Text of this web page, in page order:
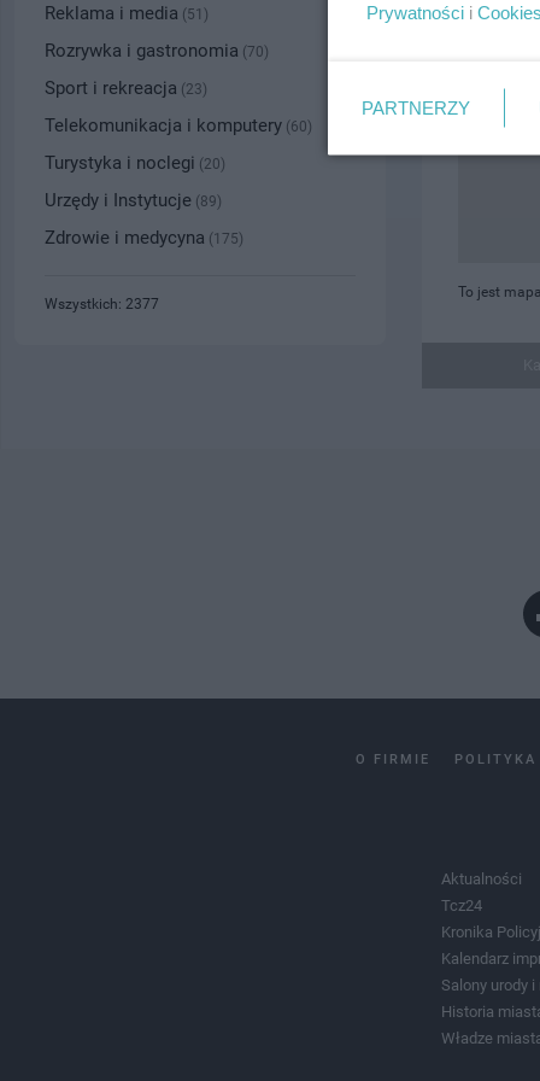
To jest
Reklama i media (51)
Rozrywka i gastronomia (70)
Sport i rekreacja (23)
Telekomunikacja i komputery (60)
Turystyka i noclegi (20)
Urzędy i Instytucje (89)
Zdrowie i medycyna (175)
Wszystkich: 2377
O FIRMIE POLITYKA
Aktualności
Tcz24
Kronika
Kalendarz
Salony urody i
Historia
Władze
Prywatności i Cookies
PARTNERZY